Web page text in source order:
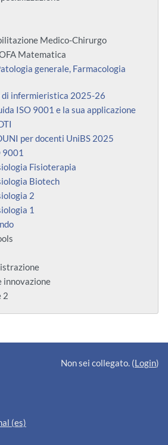
Medico-Chirurgo
Matematica
generale, Farmacologia
di infermieristica 2025-26
ISO 9001 e la sua applicazione
per docenti UniBS 2025
9001
Fisioterapia
Biotech
2
1
innovazione
2
Non sei collegato. (Login)
‎(es)‎